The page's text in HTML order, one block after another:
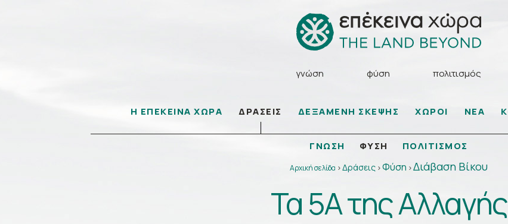
γνώση φύση πολιτισμός
Η ΕΠΕΚΕΙΝΑ ΧΩΡΑ ΔΡΑΣΕΙΣ ΔΕΞΑΜΕΝΗ ΣΚΕΨΗΣ ΧΩΡΟΙ ΝΕΑ
ΓΝΩΣΗ ΦΥΣΗ ΠΟΛΙΤΙΣΜΟΣ
Αρχική σελίδα >Δράσεις >Φύση >Διάβαση Βίκου
Τα 5Α της Αλλαγής